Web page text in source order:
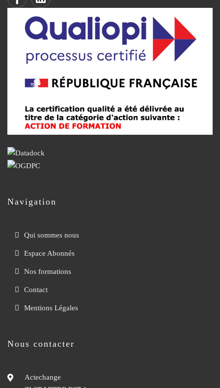
Navigation
Qui sommes nous
Espace Abonnés
Nos formations
Contact
Mentions Légales
Nous contacter
Actechange